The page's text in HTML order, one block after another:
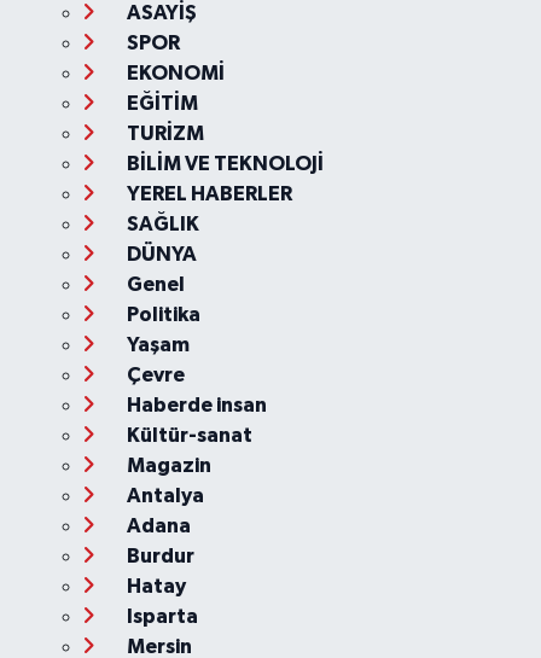
ASAYİŞ
SPOR
EKONOMİ
EĞİTİM
TURİZM
BİLİM VE TEKNOLOJİ
YEREL HABERLER
SAĞLIK
DÜNYA
Genel
Politika
Yaşam
Çevre
Haberde insan
Kültür-sanat
Magazin
Antalya
Adana
Burdur
Hatay
Isparta
Mersin